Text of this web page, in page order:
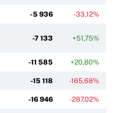
-5 936 -33,12%
-7 133 +51,75%
-11 585 +20,80%
-15 118 -165,68%
-16 946 -287,02%